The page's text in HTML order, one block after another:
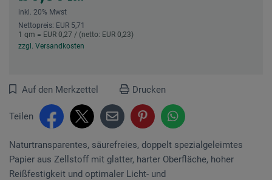
inkl. 20% Mwst
Nettopreis: EUR 5,71
1 qm = EUR 0,27 / (netto: EUR 0,23)
zzgl. Versandkosten
Auf den Merkzettel Drucken
Teilen
Naturtransparentes, säurefreies, doppelt spezialgeleimtes
Papier aus Zellstoff mit glatter, harter Oberfläche, hoher
Reißfestigkeit und optimaler Licht- und